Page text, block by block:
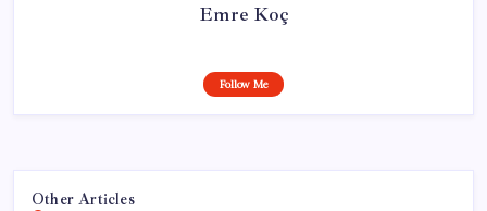
Emre Koç
Follow Me
Other Articles